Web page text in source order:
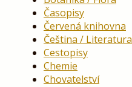
Časopisy
Červená knihovna
Čeština / Literatura
Cestopisy
Chemie
Chovatelství